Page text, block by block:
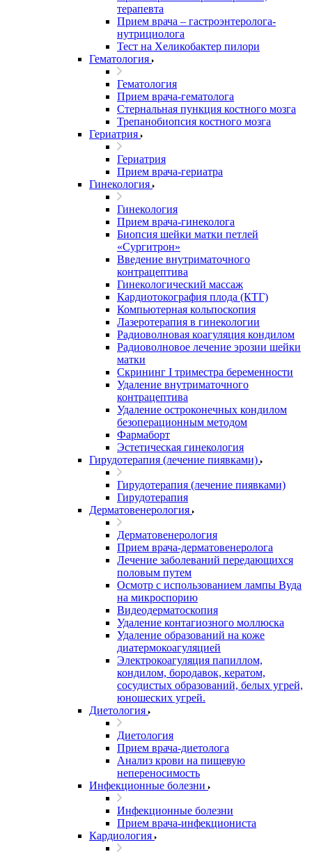
терапевта
Прием врача – гастроэнтеролога-
нутрициолога
Тест на Хеликобактер пилори
Гематология
Гематология
Прием врача-гематолога
Стернальная пункция костного мозга
Трепанобиопсия костного мозга
Гериатрия
Гериатрия
Прием врача-гериатра
Гинекология
Гинекология
Прием врача-гинеколога
Биопсия шейки матки петлей
«Сургитрон»
Введение внутриматочного
контрацептива
Гинекологический массаж
Кардиотокография плода (КТГ)
Компьютерная кольпоскопия
Лазеротерапия в гинекологии
Радиоволновая коагуляция кондилом
Радиоволновое лечение эрозии шейки
матки
Скрининг I триместра беременности
Удаление внутриматочного
контрацептива
Удаление остроконечных кондилом
безоперационным методом
Фармаборт
Эстетическая гинекология
Гирудотерапия (лечение пиявками)
Гирудотерапия (лечение пиявками)
Гирудотерапия
Дерматовенерология
Дерматовенерология
Прием врача-дерматовенеролога
Лечение заболеваний передающихся
половым путем
Осмотр с использованием лампы Вуда
на микроспорию
Видеодерматоскопия
Удаление контагиозного моллюска
Удаление образований на коже
диатермокоагуляцией
Электрокоагуляция папиллом,
кондилом, бородавок, кератом,
сосудистых образований, белых угрей,
юношеских угрей.
Диетология
Диетология
Прием врача-диетолога
Анализ крови на пищевую
непереносимость
Инфекционные болезни
Инфекционные болезни
Прием врача-инфекциониста
Кардиология